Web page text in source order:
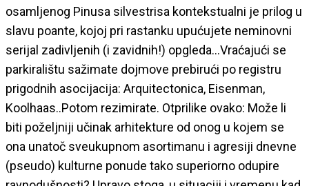
osamljenog Pinusa silvestrisa kontekstualni je prilog u
slavu poante, kojoj pri rastanku upućujete neminovni
serijal zadivljenih (i zavidnih!) opgleda…Vraćajući se
parkiralištu sažimate dojmove prebirući po registru
prigodnih asocijacija: Arquitectonica, Eisenman,
Koolhaas..Potom rezimirate. Otprilike ovako: Može li
biti poželjniji učinak arhitekture od onog u kojem se
ona unatoč sveukupnom asortimanu i agresiji dnevne
(pseudo) kulturne ponude tako superiorno odupire